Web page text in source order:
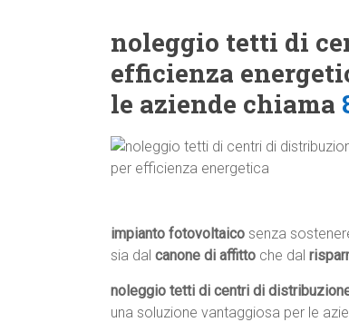
noleggio tetti di
efficienza
le aziende chiama
impianto fotovoltaico senza
sia dal canone di affitto che dal
noleggio tetti di centri di
una soluzione vantaggiosa per le